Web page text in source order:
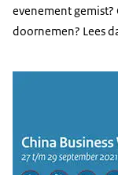
evenement
doornemen? Lees